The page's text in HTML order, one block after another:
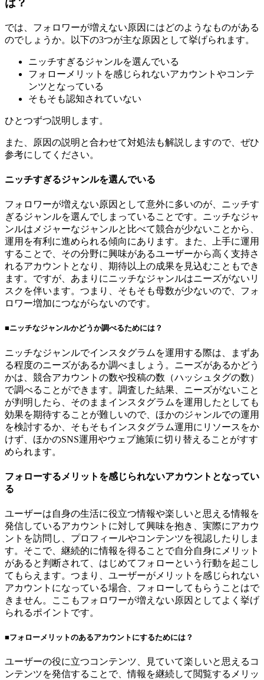
は？
では、フォロワーが増えない原因にはどのようなものがある
のでしょうか。以下の3つが主な原因として挙げられます。
ニッチすぎるジャンルを選んでいる
フォローメリットを感じられないアカウントやコンテ
ンツとなっている
そもそも認知されていない
ひとつずつ説明します。
また、原因の説明と合わせて対処法も解説しますので、ぜひ
参考にしてください。
ニッチすぎるジャンルを選んでいる
フォロワーが増えない原因として意外に多いのが、ニッチす
ぎるジャンルを選んでしまっていることです。ニッチなジャ
ンルはメジャーなジャンルと比べて競合が少ないことから、
運用を有利に進められる傾向にあります。また、上手に運用
することで、その分野に興味があるユーザーから高く支持さ
れるアカウントとなり、期待以上の成果を見込むこともでき
ます。ですが、あまりにニッチなジャンルはニーズがないリ
スクを伴います。つまり、そもそも母数が少ないので、フォ
ロワー増加につながらないのです。
■ニッチなジャンルかどうか調べるためには？
ニッチなジャンルでインスタグラムを運用する際は、まずあ
る程度のニーズがあるか調べましょう。ニーズがあるかどう
かは、競合アカウントの数や投稿の数（ハッシュタグの数）
で調べることができます。調査した結果、ニーズがないこと
が判明したら、そのままインスタグラムを運用したとしても
効果を期待することが難しいので、ほかのジャンルでの運用
を検討するか、そもそもインスタグラム運用にリソースをか
けず、ほかのSNS運用やウェブ施策に切り替えることがすす
められます。
フォローするメリットを感じられないアカウントとなってい
る
ユーザーは自身の生活に役立つ情報や楽しいと思える情報を
発信しているアカウントに対して興味を抱き、実際にアカウ
ントを訪問し、プロフィールやコンテンツを視認したりしま
す。そこで、継続的に情報を得ることで自分自身にメリット
があると判断されて、はじめてフォローという行動を起こし
てもらえます。つまり、ユーザーがメリットを感じられない
アカウントになっている場合、フォローしてもらうことはで
きません。ここもフォロワーが増えない原因としてよく挙げ
られるポイントです。
■フォローメリットのあるアカウントにするためには？
ユーザーの役に立つコンテンツ、見ていて楽しいと思えるコ
ンテンツを発信することで、情報を継続して閲覧するメリッ